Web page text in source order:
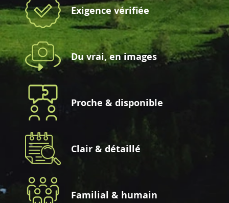
Exigence vérifiée
Du vrai, en images
Proche & disponible
Clair & détaillé
Familial & humain